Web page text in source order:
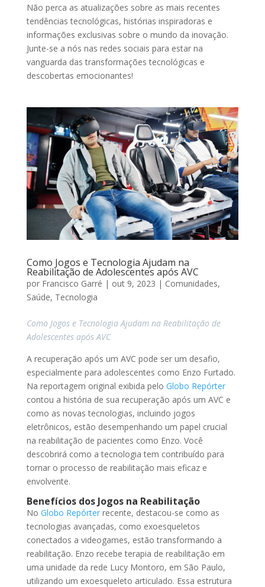
Não perca as atualizações sobre as mais recentes
tendências tecnológicas, histórias inspiradoras e
informações exclusivas sobre o mundo da inovação.
Junte-se a nós nas redes sociais para estar na
vanguarda das transformações tecnológicas e
descobertas emocionantes!
Como Jogos e Tecnologia Ajudam na
Reabilitação de Adolescentes após AVC
por Francisco Garré | out 9, 2023 | Comunidades,
Saúde, Tecnologia
Como Jogos e Tecnologia Ajudam na Reabilitação de
Adolescentes após AVC
A recuperação após um AVC pode ser um desafio,
especialmente para adolescentes como Enzo Furtado.
Na reportagem original exibida pelo Globo Repórter
contou a história de sua recuperação após um AVC e
como as novas tecnologias, incluindo jogos
eletrônicos, estão desempenhando um papel crucial
na reabilitação de pacientes como Enzo. Você
descobrirá como a tecnologia tem contribuído para
tornar o processo de reabilitação mais eficaz e
envolvente.
Benefícios dos Jogos na Reabilitação
No Globo Repórterrecente, destacou-se como as
tecnologias avançadas, como exoesqueletos
conectados a videogames, estão transformando a
reabilitação. Enzo recebe terapia de reabilitação em
uma unidade da rede Lucy Montoro, em São Paulo,
utilizando um exoesqueleto articulado. Essa estrutura